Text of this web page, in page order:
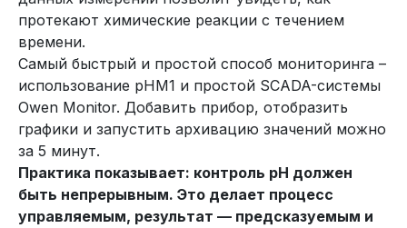
протекают химические реакции с течением
времени.
Самый быстрый и простой способ мониторинга –
использование рНМ1 и простой SCADA-системы
Owen Monitor. Добавить прибор, отобразить
графики и запустить архивацию значений можно
за 5 минут.
Практика показывает: контроль pH должен
быть непрерывным. Это делает процесс
управляемым, результат — предсказуемым и